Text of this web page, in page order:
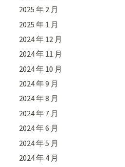
2025 年 2 月
2025 年 1 月
2024 年 12 月
2024 年 11 月
2024 年 10 月
2024 年 9 月
2024 年 8 月
2024 年 7 月
2024 年 6 月
2024 年 5 月
2024 年 4 月